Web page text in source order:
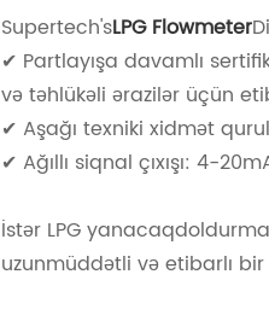
Supertech'sLPG Flowmeter
✔ Partlayışa davamlı
və təhlükəli ərazilər üçün
✔ Aşağı texniki xidmət
✔ Ağıllı siqnal çıxışı: 4-
İstər LPG
uzunmüddətli və etibarlı